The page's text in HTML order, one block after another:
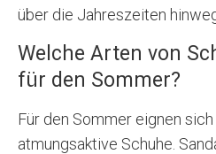
über die Jahreszeiten
Welche Arten von
für den Sommer?
Für den Sommer eignen
atmungsaktive Schuhe.